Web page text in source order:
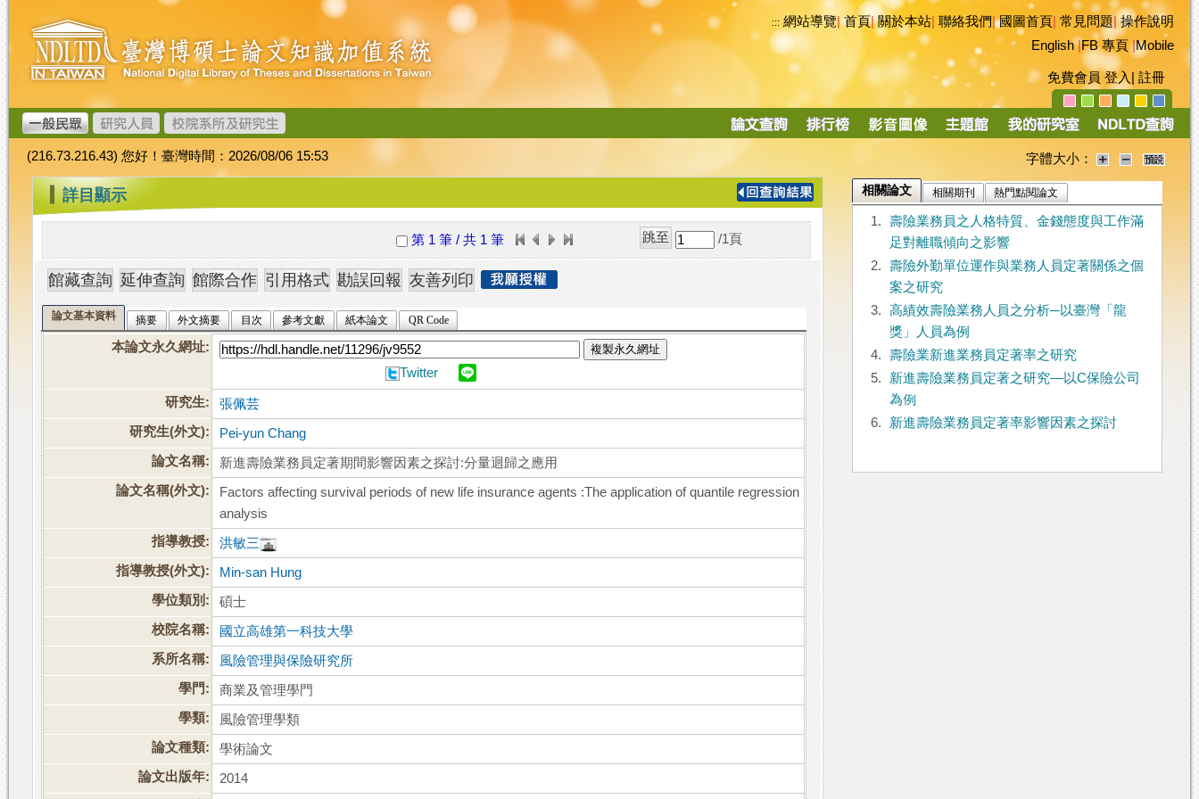
跳
到
主
要
內
容
臺
灣
博
碩
士
論
文
加
值
系
統
::: 網站導覽|首頁|關於本站 聯絡我們|國圖首頁 常見問題|操作說明
English|FB 專頁|Mobile
免費會員 登入 註冊
導
(216.73.216.43) 您好！臺灣時間：2026/08/06 15:53 字體大小：
::: 詳目顯示
第 1 筆 / 共 1 筆 /1 頁
論文基本資料 摘要 外文摘要 目次 參考文獻 紙本論文 QR Code
本論文永久網址: 複製永久網址
Twitter
研究生:
張佩芸
研究生(外文):
Pei-yun Chang
論文名稱:
新進壽險業務員定著期間影響因素之探討:分量迴歸之應用
論文名稱(外文):
Factors affecting survival periods of new life insurance agents :The application of quantile regression
analysis
指導教授:
洪敏三
指導教授(外文):
Min-san Hung
學位類別:
碩士
校院名稱:
國立高雄第一科技大學
系所名稱:
風險管理與保險研究所
學門:
商業及管理學門
學類:
風險管理學類
論文種類:
學術論文
論文出版年:
2014
相關論文 相關期刊 熱門點閱論文
1.
壽險業務員之人格特質、金錢態度與工作滿
足對離職傾向之影響
2.
壽險外勤單位運作與業務人員定著關係之個
案之研究
3.
高績效壽險業務人員之分析─以臺灣「龍
獎」人員為例
4.
壽險業新進業務員定著率之研究
5.
新進壽險業務員定著之研究—以C保險公司
為例
6.
新進壽險業務員定著率影響因素之探討